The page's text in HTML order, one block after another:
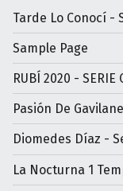
Tarde Lo Conocí -
Sample Page
RUBÍ 2020 - SERIE
Pasión De
Diomedes Díaz -
La Nocturna 1